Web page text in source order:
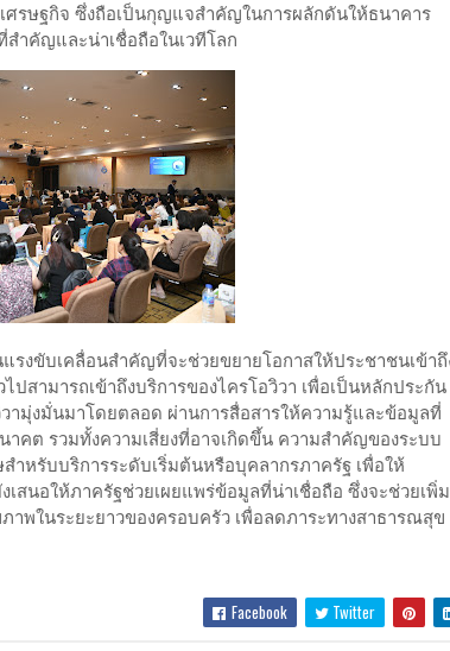
รษฐกิจ ซึ่งถือเป็นกุญแจสำคัญในการผลักดันให้ธนาคาร
ำคัญและน่าเชื่อถือในเวทีโลก
รงขับเคลื่อนสำคัญที่จะช่วยขยายโอกาสให้ประชาชนเข้าถึ
สามารถเข้าถึงบริการของไครโอวิวา เพื่อเป็นหลักประกัน
มุ่งมั่นมาโดยตลอด ผ่านการสื่อสารให้ความรู้และข้อมูลที่
าคต รวมทั้งความเสี่ยงที่อาจเกิดขึ้น ความสำคัญของระบบ
หรับบริการระดับเริ่มต้นหรือบุคลากรภาครัฐ เพื่อให้
สนอให้ภาครัฐช่วยเผยแพร่ข้อมูลที่น่าเชื่อถือ ซึ่งจะช่วยเพิ่ม
พในระยะยาวของครอบครัว เพื่อลดภาระทางสาธารณสุข
Facebook Twitter